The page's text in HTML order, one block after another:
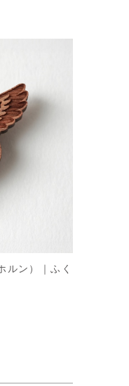
ルン）｜ふく